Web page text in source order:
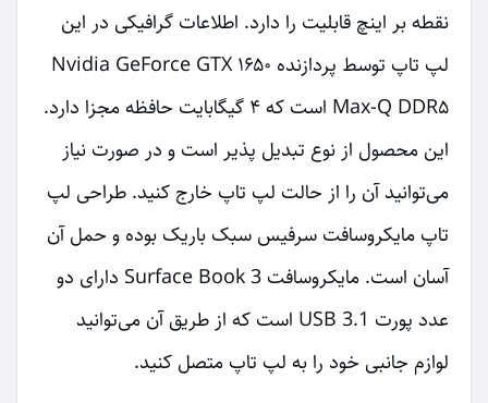
نقطه بر اینچ قابلیت را دارد. اطلاعات گرافیکی در این
لپ تاپ توسط پردازنده Nvidia GeForce GTX ۱۶۵۰
Max-Q DDR۵ است که ۴ گیگابایت حافظه مجزا دارد.
این محصول از نوع تبدیل پذیر است و در صورت نیاز
می‌توانید آن را از حالت لپ تاپ خارج کنید. طراحی لپ
تاپ مایکروسافت سرفیس سبک باریک بوده و حمل آن
آسان است. مایکروسافت 3 Surface Book دارای دو
عدد پورت USB 3.1 است که از طریق آن می‌توانید
لوازم جانبی خود را به لپ تاپ متصل کنید.